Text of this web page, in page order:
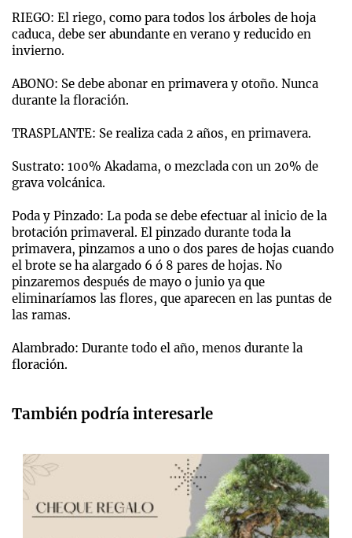
RIEGO: El riego, como para todos los árboles de hoja
caduca, debe ser abundante en verano y reducido en
invierno.
ABONO: Se debe abonar en primavera y otoño. Nunca
durante la floración.
TRASPLANTE: Se realiza cada 2 años, en primavera.
Sustrato: 100% Akadama, o mezclada con un 20% de
grava volcánica.
Poda y Pinzado: La poda se debe efectuar al inicio de la
brotación primaveral. El pinzado durante toda la
primavera, pinzamos a uno o dos pares de hojas cuando
el brote se ha alargado 6 ó 8 pares de hojas. No
pinzaremos después de mayo o junio ya que
eliminaríamos las flores, que aparecen en las puntas de
las ramas.
Alambrado: Durante todo el año, menos durante la
floración.
También podría interesarle